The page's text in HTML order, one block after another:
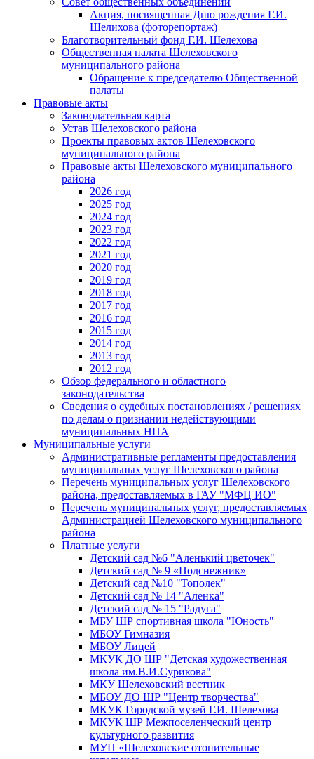
Акция, посвященная Дню рождения Г.И.
Шелихова (фоторепортаж)
Благотворительный фонд Г.И. Шелехова
Общественная палата Шелеховского
муниципального района
Обращение к председателю Общественной
палаты
Правовые акты
Законодательная карта
Устав Шелеховского района
Проекты правовых актов Шелеховского
муниципального района
Правовые акты Шелеховского муниципального
района
2026 год
2025 год
2024 год
2023 год
2022 год
2021 год
2020 год
2019 год
2018 год
2017 год
2016 год
2015 год
2014 год
2013 год
2012 год
Обзор федерального и областного
законодательства
Сведения о судебных постановлениях / решениях
по делам о признании недействующими
муниципальных НПА
Муниципальные услуги
Административные регламенты предоставления
муниципальных услуг Шелеховского района
Перечень муниципальных услуг Шелеховского
района, предоставляемых в ГАУ "МФЦ ИО"
Перечень муниципальных услуг, предоставляемых
Администрацией Шелеховского муниципального
района
Платные услуги
Детский сад №6 "Аленький цветочек"
Детский сад № 9 «Подснежник»
Детский сад №10 "Тополек"
Детский сад № 14 "Аленка"
Детский сад № 15 "Радуга"
МБУ ШР спортивная школа "Юность"
МБОУ Гимназия
МБОУ Лицей
МКУК ДО ШР "Детская художественная
школа им.В.И.Сурикова"
МКУ Шелеховский вестник
МБОУ ДО ШР "Центр творчества"
МКУК Городской музей Г.И. Шелехова
МКУК ШР Межпоселенческий центр
культурного развития
МУП «Шелеховские отопительные